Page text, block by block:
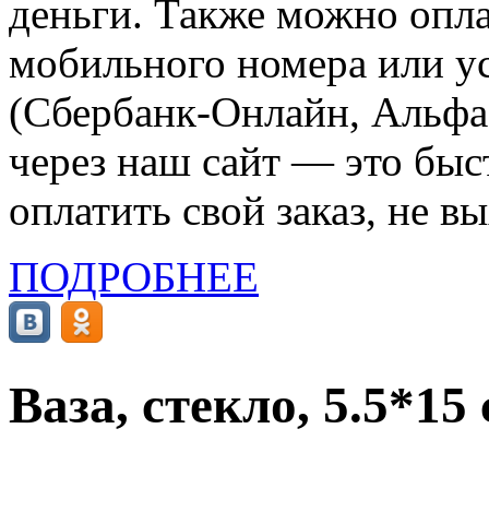
деньги. Также можно
мобильного номера или
(Сбербанк-Онлайн,
через наш сайт — это
оплатить свой заказ, не
ПОДРОБНЕЕ
Ваза, стекло,